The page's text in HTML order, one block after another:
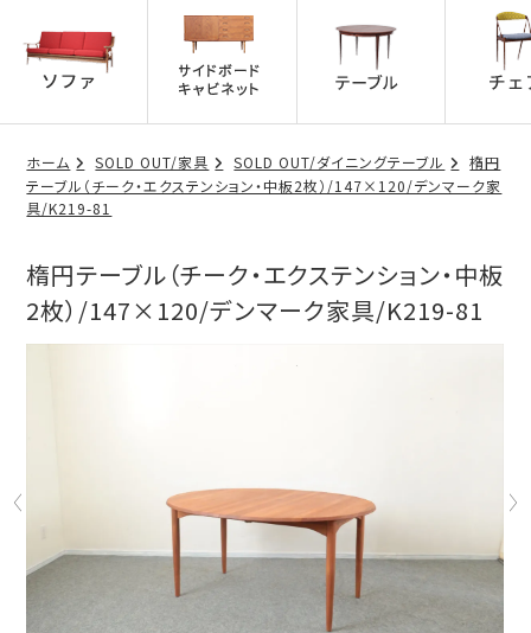
ホーム SOLD OUT/家具 SOLD OUT/ダイニングテーブル
楕円
テーブル（チーク・エクステンション・中板2枚）/147×120/デンマーク家
具/K219-81
楕円テーブル（チーク・エクステンション・中板
2枚）/147×120/デンマーク家具/K219-81